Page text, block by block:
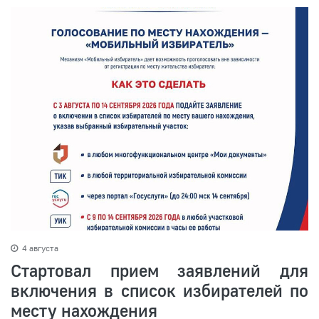
4 августа
Стартовал прием заявлений для
включения в список избирателей по
месту нахождения